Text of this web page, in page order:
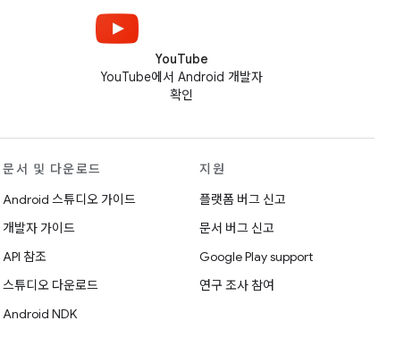
YouTube
YouTube에서 Android 개발자
확인
문서 및 다운로드
Android 스튜디오 가이드
개발자 가이드
API 참조
스튜디오 다운로드
Android NDK
지원
플랫폼 버그 신고
문서 버그 신고
Google Play support
연구 조사 참여